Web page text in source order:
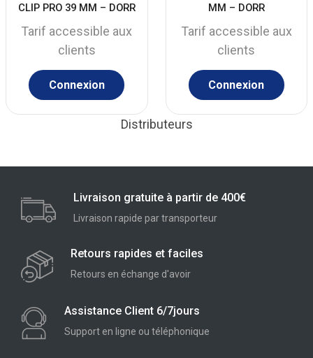
CLIP PRO 39 MM – DORR
Tarif accessible aux
clients
Connexion
MM – DORR
Tarif accessible aux
clients
Connexion
Distributeurs
Livraison gratuite à partir de 400€
Livraison rapide par transporteur
Retours rapides et faciles
Retours en échange d'avoir
Assistance Client 6/7jours
Support en ligne ou téléphonique